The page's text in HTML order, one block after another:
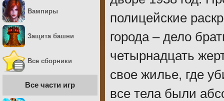
полицейские
города – дело
четырнадцать
свое жилье, где
все тела были
Вампиры
Защита башни
Все сборники
Все части игр